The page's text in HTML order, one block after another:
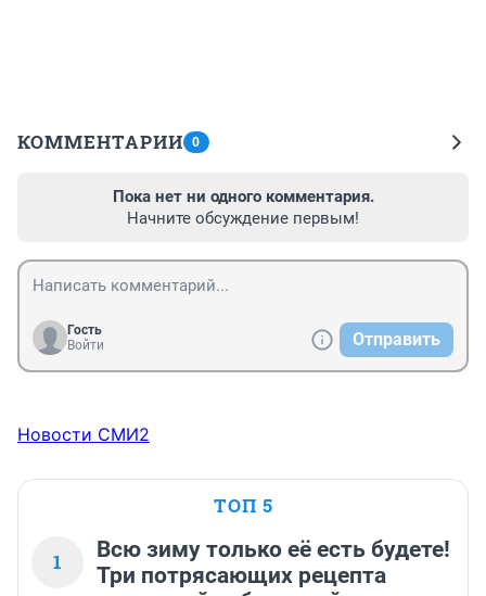
КОММЕНТАРИИ 0
Пока нет ни одного комментария.
Начните обсуждение первым!
Гость
Войти
Отправить
Новости СМИ2
ТОП 5
1
Всю зиму только её есть будете!
Три потрясающих рецепта